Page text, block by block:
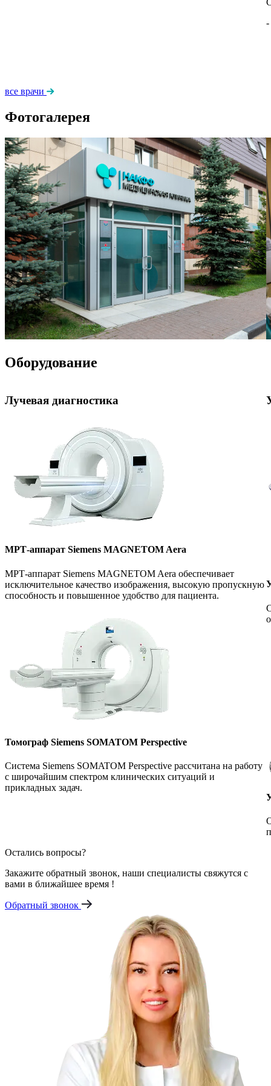
-
все врачи
Фотогалерея
Оборудование
Лучевая диагностика
МРТ-аппарат Siemens MAGNETOM Aera
МРТ-аппарат Siemens MAGNETOM Aera обеспечивает
исключительное качество изображения, высокую пропускную
способность и повышенное удобство для пациента.
Томограф Siemens SOMATOM Perspective
Система Siemens SOMATOM Perspective рассчитана на работу
с широчайшим спектром клинических ситуаций и
прикладных задач.
Остались вопросы?
Закажите обратный звонок, наши специалисты свяжутся с
вами в ближайшее время !
Обратный звонок